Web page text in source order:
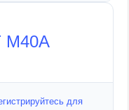
M40A
для